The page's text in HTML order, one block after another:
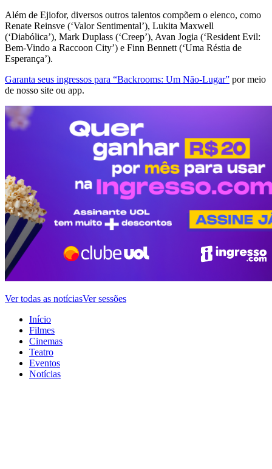
Além de Ejiofor, diversos outros talentos compõem o elenco, como
Renate Reinsve (‘Valor Sentimental’), Lukita Maxwell
(‘Diabólica’), Mark Duplass (‘Creep’), Avan Jogia (‘Resident Evil:
Bem-Vindo a Raccoon City’) e Finn Bennett (‘Uma Réstia de
Esperança’).
Garanta seus ingressos para “Backrooms: Um Não-Lugar” por meio
de nosso site ou app.
Ver todas as notíciasVer sessões
Início
Filmes
Cinemas
Teatro
Eventos
Notícias